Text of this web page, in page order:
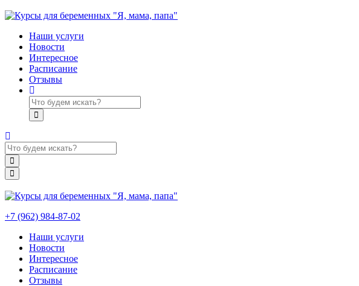
Наши услуги
Новости
Интересное
Расписание
Отзывы
+7 (962) 984-87-02
Наши услуги
Новости
Интересное
Расписание
Отзывы